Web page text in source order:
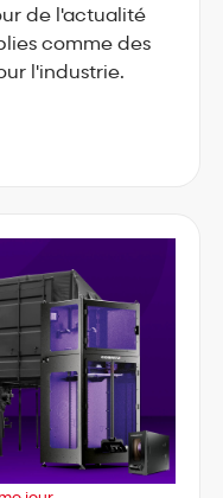
de l'actualité
comme des
l'industrie.